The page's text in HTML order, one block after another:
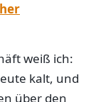
weiß ich:
kalt, und
über den